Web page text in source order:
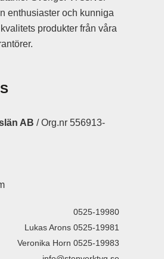
enthusiaster och kunniga
produkter från våra
AB / Org.nr 556913-
0525-19980
Lukas Arons 0525-19981
Veronika Horn 0525-19983